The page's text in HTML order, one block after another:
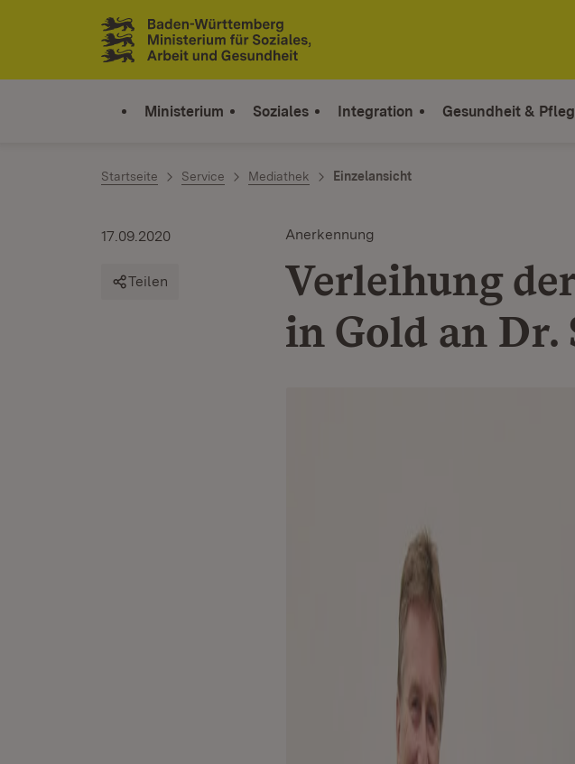
Zum Inhalt springen
Link zur Startseite
Ministerium Soziales Integration Gesundheit &
Startseite Service Mediathek Einzelansicht
Anerkennung
Verleihung
in Gold an Dr.
17.09.2020
Teilen